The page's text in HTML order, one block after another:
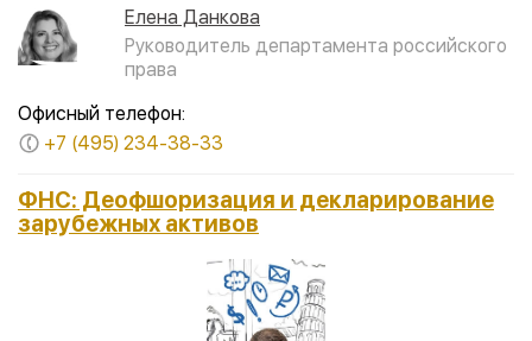
Елена Данкова
Руководитель департамента российского
права
Офисный телефон:
+7 (495) 234-38-33
ФНС: Деофшоризация и декларирование
зарубежных активов